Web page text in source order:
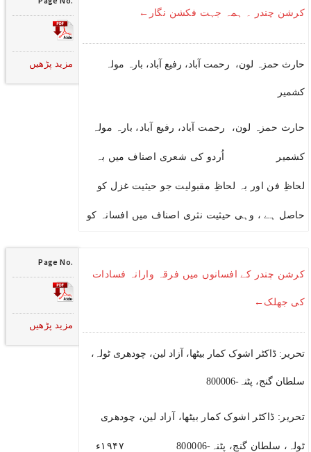
کرشن چندر ۔ ہمہ جہت فکشن نگار←
حارث حمزہ لون، رحمت آباد، رفیع آباد، بارہ مولہ
کشمیر
حارث حمزہ لون، رحمت آباد، رفیع آباد، بارہ مولہ
کشمیر اُردو کی شعری اصناف میں بہ
لحاظِ فن اور بہ لحاظِ مقبولیت جو حیثیت غزل کو
حاصل ہے ، وہی حیثیت نثری اصناف میں افسانہ کو
مزید پڑھیں
کرشن چندر کے افسانوں میں فرقہ وارانہ فسادات
کی جھلک←
تحریر: ڈاکٹر اشوک کمار بیٹھا، آزاد لین، چودھری ٹولہ،
سلطان گنج، پٹنہ-800006
تحریر: ڈاکٹر اشوک کمار بیٹھا، آزاد لین، چودھری
ٹولہ، سلطان گنج، پٹنہ-800006 ۱۹۴۷ء
Page No.
مزید پڑھیں